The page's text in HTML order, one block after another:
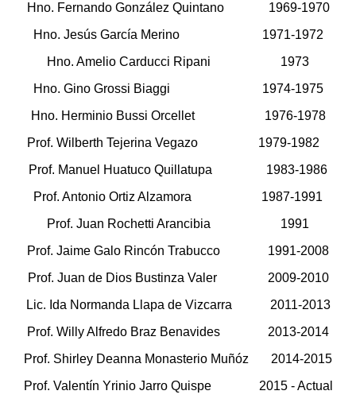
Hno. Fernando González Quintano 1969-1970
Hno. Jesús García Merino 1971-1972
Hno. Amelio Carducci Ripani 1973
Hno. Gino Grossi Biaggi 1974-1975
Hno. Herminio Bussi Orcellet 1976-1978
Prof. Wilberth Tejerina Vegazo 1979-1982
Prof. Manuel Huatuco Quillatupa 1983-1986
Prof. Antonio Ortiz Alzamora 1987-1991
Prof. Juan Rochetti Arancibia 1991
Prof. Jaime Galo Rincón Trabucco 1991-2008
Prof. Juan de Dios Bustinza Valer 2009-2010
Lic. Ida Normanda Llapa de Vizcarra 2011-2013
Prof. Willy Alfredo Braz Benavides 2013-2014
Prof. Shirley Deanna Monasterio Muñóz 2014-2015
Prof. Valentín Yrinio Jarro Quispe 2015 - Actual